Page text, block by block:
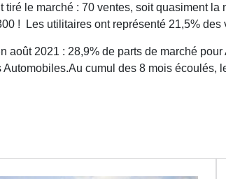
le marché : 70 ventes, soit quasiment
! Les utilitaires ont représenté 21,5%
août 2021 : 28,9% de parts de marché
cumul des 8 mois écoulés,